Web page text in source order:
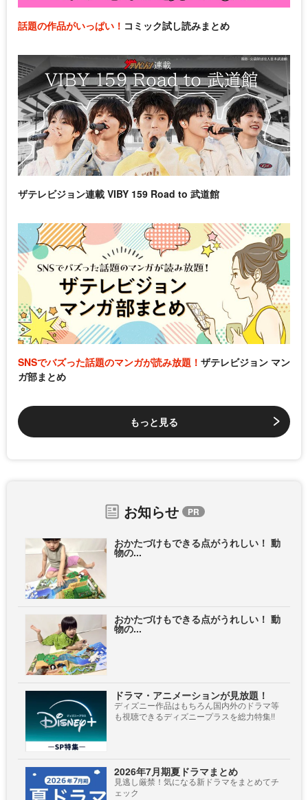
話題の作品がいっぱい！ コミック試し読みまとめ
ザテレビジョン連載 VIBY 159 Road to 武道館
SNSでバズった話題のマンガが読み放題！ ザテレビジョン マン
ガ部まとめ
もっと見る
お知らせ
おかたづけもできる点がうれしい！ 動
物の...
おかたづけもできる点がうれしい！ 動
物の...
ドラマ・アニメーションが見放題！
ディズニー作品はもちろん国内外のドラマ等
も視聴できるディズニープラスを総力特集!!
2026年7月期夏ドラマまとめ
見逃し厳禁！気になる新ドラマをまとめてチ
ェック